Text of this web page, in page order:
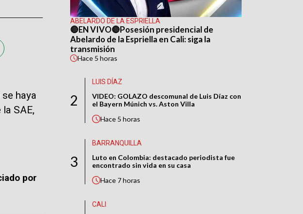
haya
SAE,
por
ABELARDO DE LA ESPRIELLA
🔴EN VIVO🔴Posesión presidencial de
Abelardo de la Espriella en Cali: siga la
transmisión
Hace 5 horas
2
LUIS DÍAZ
VIDEO: GOLAZO descomunal de Luis Díaz con
el Bayern Múnich vs. Aston Villa
Hace 5 horas
3
BARRANQUILLA
Luto en Colombia: destacado periodista fue
encontrado sin vida en su casa
Hace 7 horas
CALI